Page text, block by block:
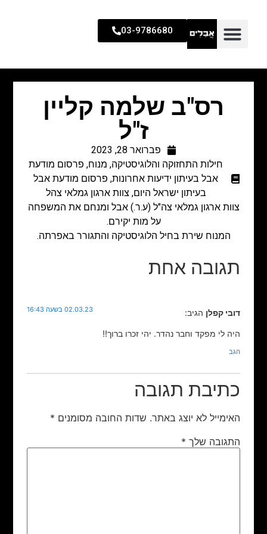
03-9786680
רס"ב שלמה קליין
ז"ל
פברואר 28, 2023
חילות התחזוקה והלוגיסטיקה, מנוח, פרסום מודעת
אבל בעיתון ידיעות אחרונות, פרסום מודעת אבל
בעיתון ישראל היום, צוות ארגון גמלאי צהל
צוות ארגון גמלאי צה"ל (ע.ר.) אבל ומנחם את המשפחה
על מות יקירם.
המנוח שירת בחיל הלוגיסטיקה והתגורר באפרתה.
תגובה אחת
דובי קפלן הגיב: 02.03.23 בשעה 16:43
היה לי מפקד וחבר נהדר. יהי זכרו ברוך!!
הגב
כתיבת תגובה
האימייל לא יוצג באתר. שדות החובה מסומנים *
התגובה שלך *